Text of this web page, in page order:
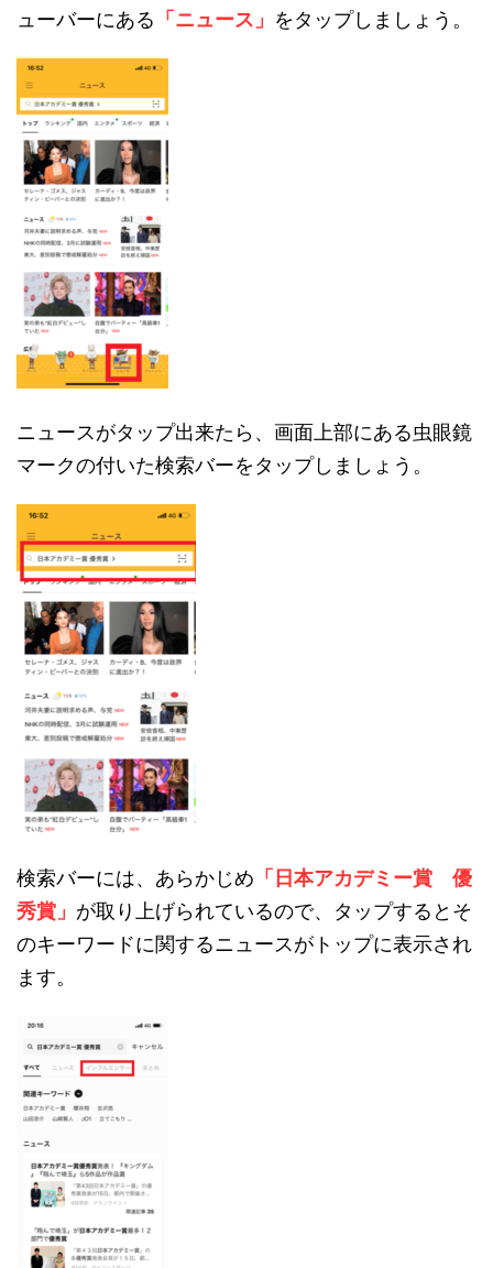
ューバーにある 「ニュース」 をタップしましょう。
ニュースがタップ出来たら、画面上部にある虫眼鏡
マークの付いた検索バーをタップしましょう。
検索バーには、あらかじめ 「日本アカデミー賞 優
秀賞」 が取り上げられているので、タップするとそ
のキーワードに関するニュースがトップに表示され
ます。